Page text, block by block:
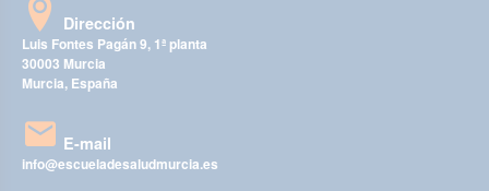
Dirección
Luis Fontes Pagán 9, 1ª planta
30003 Murcia
Murcia, España
E-mail
info@escueladesaludmurcia.es